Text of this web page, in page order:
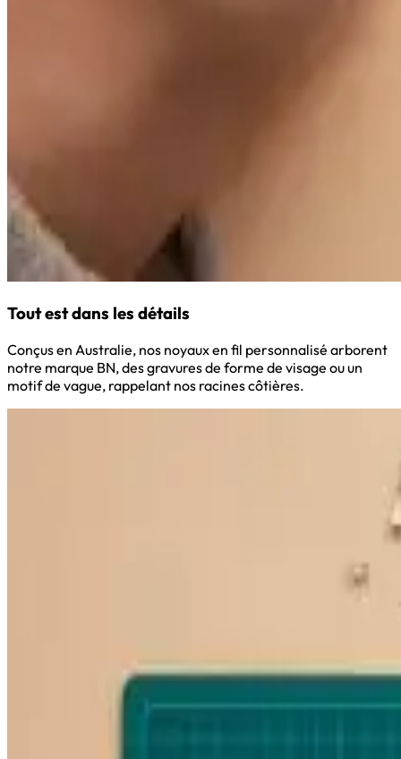
Tout est dans les détails
Conçus en Australie, nos noyaux en fil personnalisé arborent
notre marque BN, des gravures de forme de visage ou un
motif de vague, rappelant nos racines côtières.